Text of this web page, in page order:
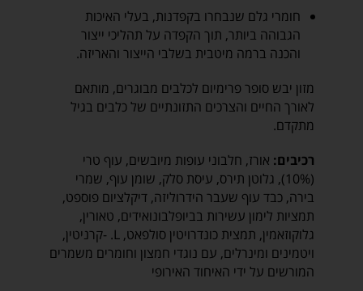
חומרי גלם שנבחרו בקפדנות, בעלי האיכות
הגבוהה ביותר, תוך הקפדה על תהליכי ייצור
והכנה ברמה מיטבית בשלבי הייצור והאריזה.
מזון יבש סופר פרימיום לכלבים מבוגרים, מותאם
לאורך החיים והצרכים התזונתיים של כלבים בגיל
מתקדם.
רכיבים: אורז, חלבוני עופות מיובשים, עוף טרי
(10%), גלוטן תירס, עיסת סלק, שומן עוף, שמרי
בירה, כבד עוף שעבר הידרוליזה, דיקלציום פוספט,
תמציות לימון עשירות בביופלבונואידים, טאורין,
גלוקוזאמין, תמצית כונדרויטין סולפאט, L. -קרניטין,
ויטמינים ומינרלים, עם נוגדי חמצון וחומרים משמרים
המורשים על ידי האיחוד האירופי